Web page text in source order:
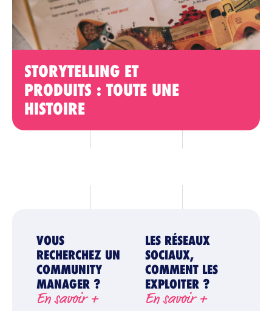
STORYTELLING ET
PRODUITS : TOUTE UNE
HISTOIRE
VOUS
RECHERCHEZ UN
COMMUNITY
MANAGER ?
En savoir +
LES RÉSEAUX
SOCIAUX,
COMMENT LES
EXPLOITER ?
En savoir +